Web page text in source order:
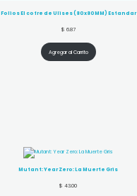
Folios El cofre de Ulises (80x80MM) Estandar
$ 6.87
Agregar al Carrito
Mutant: Year Zero: La Muerte Gris
$ 43.00